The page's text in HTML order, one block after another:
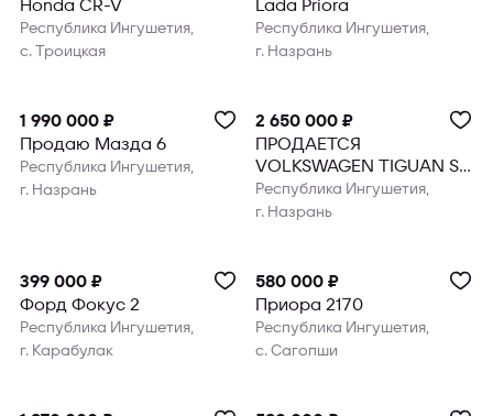
Honda CR-V
Республика Ингушетия,
с. Троицкая
Lada Priora
Республика Ингушетия,
г. Назрань
1 990 000 ₽
Продаю Мазда 6
Республика Ингушетия,
г. Назрань
2 650 000 ₽
ПРОДАЕТСЯ
VOLKSWAGEN TIGUAN SE
R-LINE
Республика Ингушетия,
г. Назрань
399 000 ₽
Форд Фокус 2
Республика Ингушетия,
г. Карабулак
580 000 ₽
Приора 2170
Республика Ингушетия,
с. Сагопши